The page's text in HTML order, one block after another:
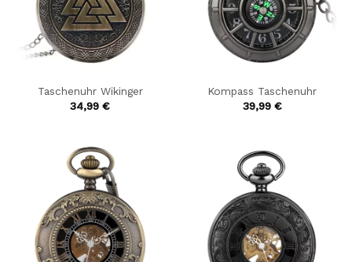
Taschenuhr Wikinger
34,99 €
Kompass Taschenuhr
39,99 €